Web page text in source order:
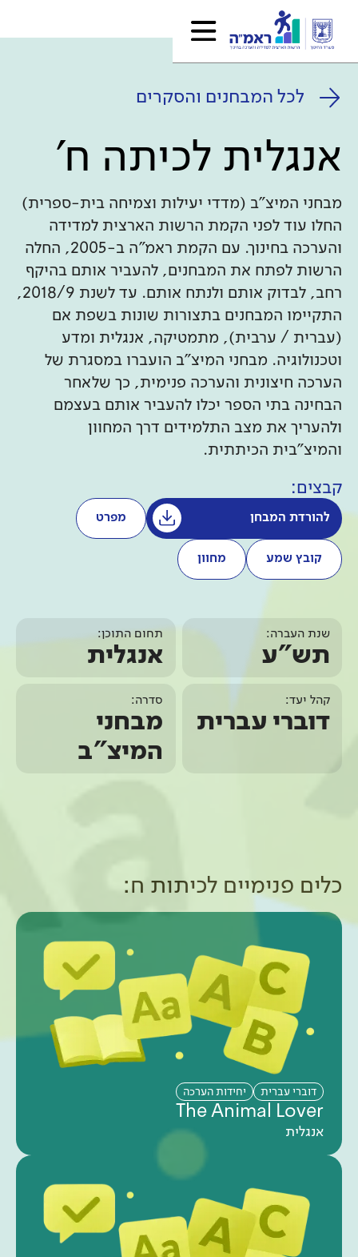
לכל המבחנים והסקרים
אנגלית לכיתה ח'
מבחני המיצ"ב (מדדי יעילות וצמיחה בית-ספרית)
החלו עוד לפני הקמת הרשות הארצית למדידה
והערכה בחינוך. עם הקמת ראמ"ה ב-2005, החלה
הרשות לפתח את המבחנים, להעביר אותם בהיקף
רחב, לבדוק אותם ולנתח אותם. עד לשנת 2018/9,
התקיימו המבחנים בתצורות שונות בשפת אם
(עברית / ערבית), מתמטיקה, אנגלית ומדע
וטכנולוגיה. מבחני המיצ"ב הועברו במסגרת של
הערכה חיצונית והערכה פנימית, כך שלאחר
הבחינה בתי הספר יכלו להעביר אותם בעצמם
ולהעריך את מצב התלמידים דרך המחוון
והמיצ"בית הכיתתית.
קבצים:
להורדת המבחן מפרט
קובץ שמע מחוון
שנת העברה:
תש"ע
תחום התוכן:
אנגלית
קהל יעד:
דוברי עברית
סדרה:
מבחני
המיצ"ב
כלים פנימיים לכיתות ח:
דוברי עברית יחידות הערכה
The Animal Lover
אנגלית